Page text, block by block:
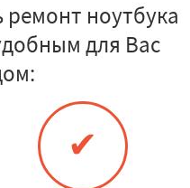
ноутбука
для Вас
✔